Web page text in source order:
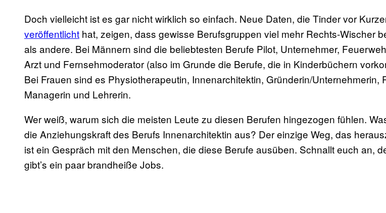
Doch vielleicht ist es gar nicht wirklich so einfach. Neue Daten, die Tinder vor
veröffentlicht hat, zeigen, dass gewisse Berufsgruppen viel mehr Rechts-Wischer
als andere. Bei Männern sind die beliebtesten Berufe Pilot, Unternehmer,
Arzt und Fernsehmoderator (also im Grunde die Berufe, die in Kinderbüchern
Bei Frauen sind es Physiotherapeutin, Innenarchitektin, Gründerin/Unternehmerin,
Managerin und Lehrerin.
Wer weiß, warum sich die meisten Leute zu diesen Berufen hingezogen fühlen.
die Anziehungskraft des Berufs Innenarchitektin aus? Der einzige Weg, das
ist ein Gespräch mit den Menschen, die diese Berufe ausüben. Schnallt euch an,
gibt’s ein paar brandheiße Jobs.